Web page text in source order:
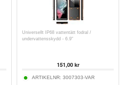
Universellt IP68 vattentätt fodral /
undervattensskydd - 6.9"
151,00kr
ARTIKELNR: 3007303-VAR